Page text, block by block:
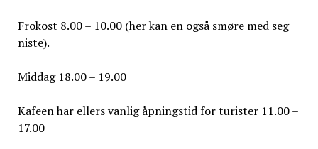
Frokost 8.00 – 10.00 (her kan en også smøre med seg
niste).
Middag 18.00 – 19.00
Kafeen har ellers vanlig åpningstid for turister 11.00 –
17.00